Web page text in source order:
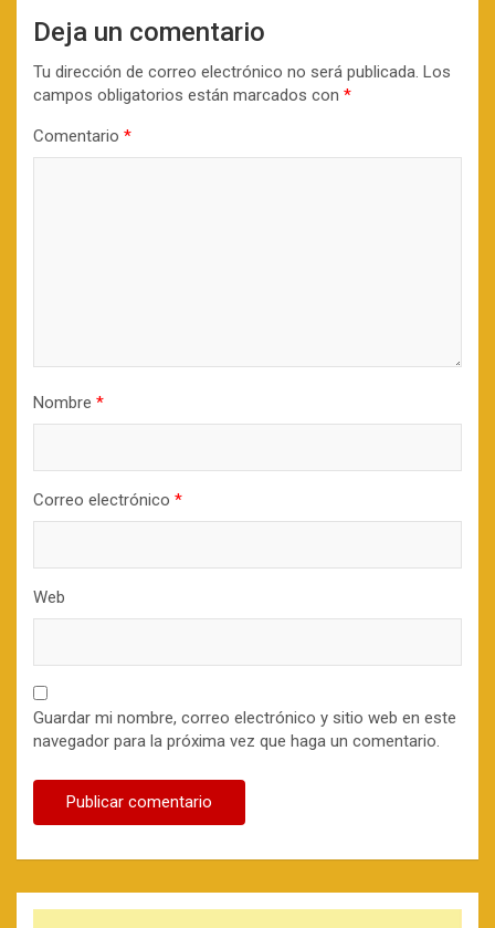
Deja un comentario
Tu dirección de correo electrónico no será publicada. Los
campos obligatorios están marcados con *
Comentario *
Nombre *
Correo electrónico *
Web
Guardar mi nombre, correo electrónico y sitio web en este
navegador para la próxima vez que haga un comentario.